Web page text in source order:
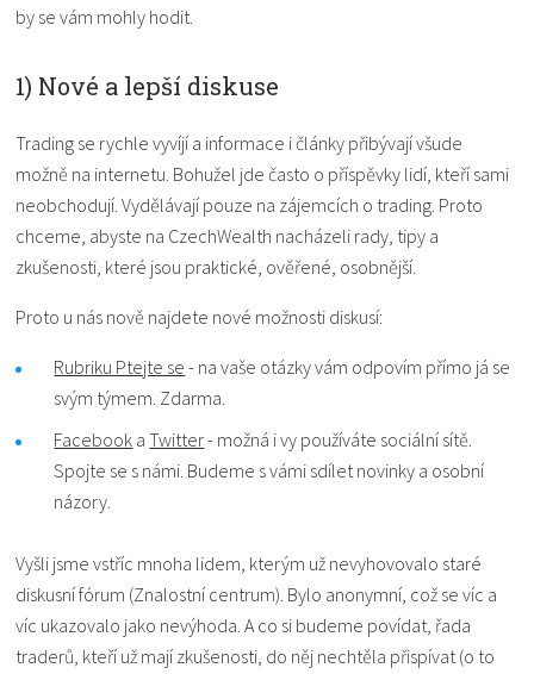
by se vám mohly hodit.
1) Nové a lepší diskuse
Trading se rychle vyvíjí a informace i články přibývají všude
možně na internetu. Bohužel jde často o příspěvky lidí, kteří sami
neobchodují. Vydělávají pouze na zájemcích o trading. Proto
chceme, abyste na CzechWealth nacházeli rady, tipy a
zkušenosti, které jsou praktické, ověřené, osobnější.
Proto u nás nově najdete nové možnosti diskusí:
Rubriku Ptejte se - na vaše otázky vám odpovím přímo já se
svým týmem. Zdarma.
Facebook aTwitter- možná i vy používáte sociální sítě.
Spojte se s námi. Budeme s vámi sdílet novinky a osobní
názory.
Vyšli jsme vstříc mnoha lidem, kterým už nevyhovovalo staré
diskusní fórum (Znalostní centrum). Bylo anonymní, což se víc a
víc ukazovalo jako nevýhoda. A co si budeme povídat, řada
traderů, kteří už mají zkušenosti, do něj nechtěla přispívat (o to